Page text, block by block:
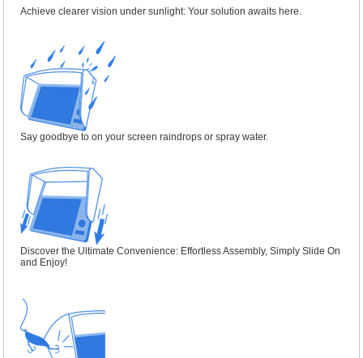
Achieve clearer vision under sunlight: Your solution awaits here.
Say goodbye to on your screen raindrops or spray water.
Discover the Ultimate Convenience: Effortless Assembly, Simply Slide On
and Enjoy!